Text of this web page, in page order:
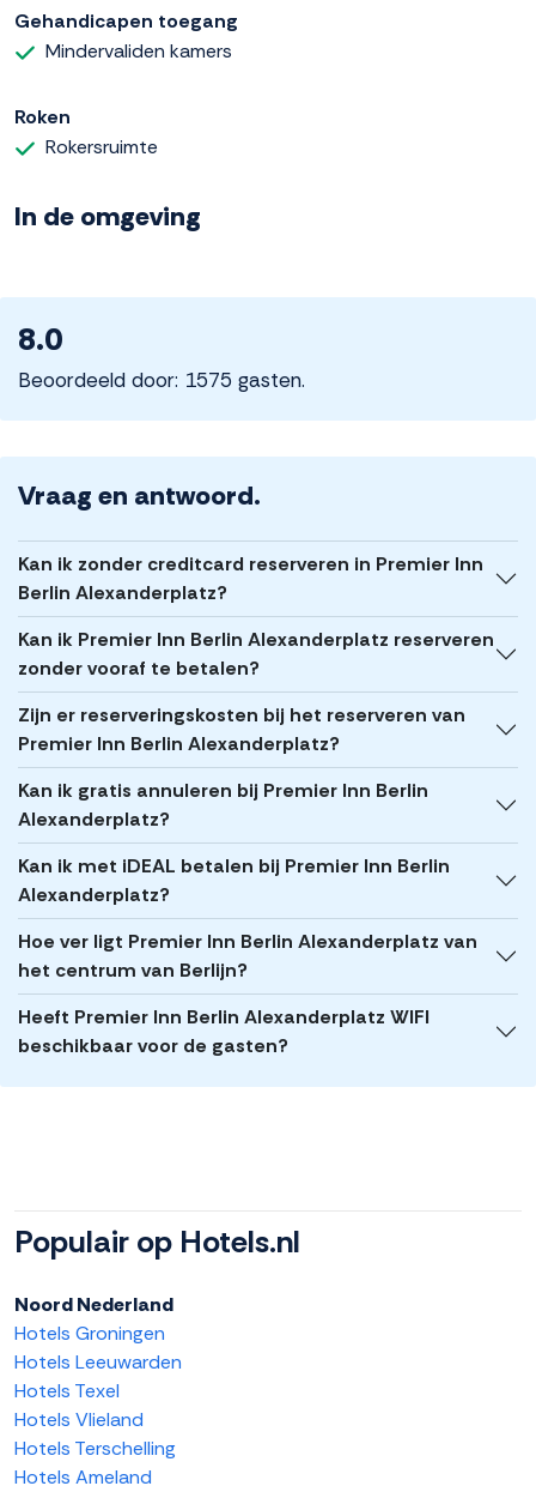
Gehandicapen toegang
Mindervaliden kamers
Roken
Rokersruimte
In de omgeving
8.0
Beoordeeld door: 1575 gasten.
Vraag en antwoord.
Kan ik zonder creditcard reserveren in Premier Inn
Berlin Alexanderplatz?
Kan ik Premier Inn Berlin Alexanderplatz reserveren
zonder vooraf te betalen?
Zijn er reserveringskosten bij het reserveren van
Premier Inn Berlin Alexanderplatz?
Kan ik gratis annuleren bij Premier Inn Berlin
Alexanderplatz?
Kan ik met iDEAL betalen bij Premier Inn Berlin
Alexanderplatz?
Hoe ver ligt Premier Inn Berlin Alexanderplatz van
het centrum van Berlijn?
Heeft Premier Inn Berlin Alexanderplatz WIFI
beschikbaar voor de gasten?
Populair op Hotels.nl
Noord Nederland
Hotels Groningen
Hotels Leeuwarden
Hotels Texel
Hotels Vlieland
Hotels Terschelling
Hotels Ameland